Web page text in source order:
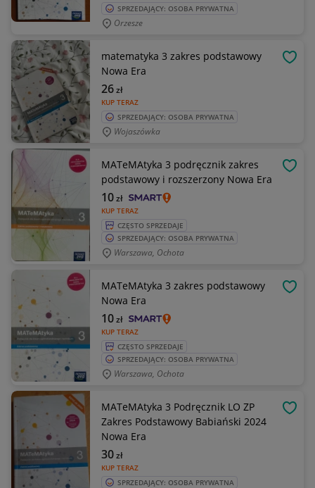
SPRZEDAJĄCY: OSOBA PRYWATNA
Orzesze
matematyka 3 zakres podstawowy
Nowa Era
KUP TERAZ
26zł
SPRZEDAJĄCY: OSOBA PRYWATNA
Wojaszówka
MATeMAtyka 3 podręcznik zakres
podstawowy i rozszerzony Nowa Era
KUP TERAZ
10zł
CZĘSTO SPRZEDAJE
SPRZEDAJĄCY: OSOBA PRYWATNA
Warszawa, Ochota
MATeMAtyka 3 zakres podstawowy
Nowa Era
KUP TERAZ
10zł
CZĘSTO SPRZEDAJE
SPRZEDAJĄCY: OSOBA PRYWATNA
Warszawa, Ochota
MATeMAtyka 3 Podręcznik LO ZP
Zakres Podstawowy Babiański 2024
Nowa Era
KUP TERAZ
30zł
SPRZEDAJĄCY: OSOBA PRYWATNA